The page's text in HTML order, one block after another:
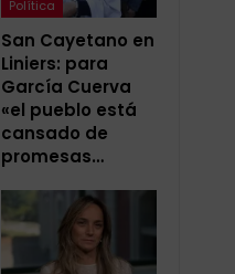
Política
San Cayetano en
Liniers: para
García Cuerva
«el pueblo está
cansado de
promesas…